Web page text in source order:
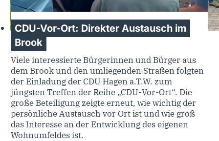
CDU-Vor-Ort: Direkter Austausch im
Brook
Viele interessierte Bürgerinnen und Bürger aus
dem Brook und den umliegenden Straßen folgten
der Einladung der CDU Hagen a.T.W. zum
jüngsten Treffen der Reihe „CDU-Vor-Ort“. Die
große Beteiligung zeigte erneut, wie wichtig der
persönliche Austausch vor Ort ist und wie groß
das Interesse an der Entwicklung des eigenen
Wohnumfeldes ist.